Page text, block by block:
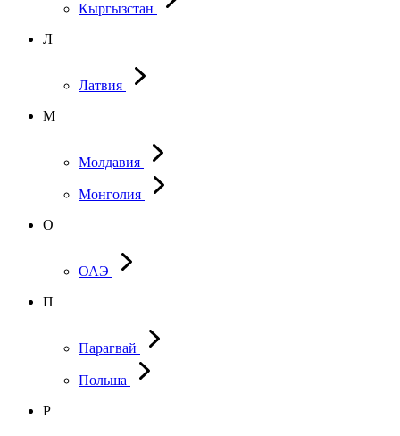
Кыргызстан
Л
Латвия
М
Молдавия
Монголия
О
ОАЭ
П
Парагвай
Польша
Р